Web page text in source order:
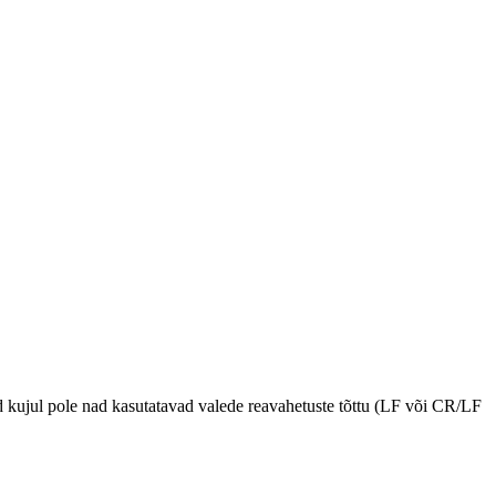
pole nad kasutatavad valede reavahetuste tõttu (LF või CR/LF